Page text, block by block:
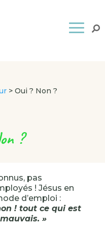
> Oui ? Non ?
?
pas
! Jésus en
d’emploi :
! tout ce qui est
»